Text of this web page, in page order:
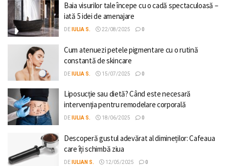
Baia visurilor tale începe cu o cadă spectaculoasă –
iată 5 idei de amenajare
DE IULIA S. 22/08/2025 0
Cum atenuezi petele pigmentare cu o rutină
constantă de skincare
DE IULIA S. 15/07/2025 0
Liposucție sau dietă? Când este necesară
intervenția pentru remodelare corporală
DE IULIA S. 18/06/2025 0
Descoperă gustul adevărat al dimineților: Cafeaua
care îți schimbă ziua
DE IULIAN S. 12/05/2025 0